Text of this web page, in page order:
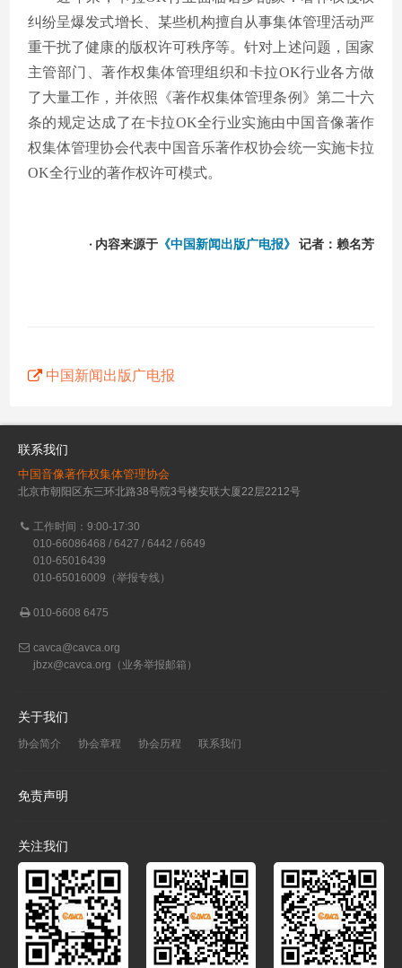
纠纷呈爆发式增长、某些机构擅自从事集体管理活动严
重干扰了健康的版权许可秩序等。针对上述问题，国家
主管部门、著作权集体管理组织和卡拉OK行业各方做
了大量工作，并依照《著作权集体管理条例》第二十六
条的规定达成了在卡拉OK全行业实施由中国音像著作
权集体管理协会代表中国音乐著作权协会统一实施卡拉
OK全行业的著作权许可模式。
· 内容来源于 《中国新闻出版广电报》 记者：赖名芳
中国新闻出版广电报
联系我们
中国音像著作权集体管理协会
北京市朝阳区东三环北路38号院3号楼安联大厦22层2212号
工作时间：9:00-17:30
010-66086468 / 6427 / 6442 / 6649
010-65016439
010-65016009（举报专线）
010-6608 6475
cavca@cavca.org
jbzx@cavca.org （业务举报邮箱）
关于我们
协会简介 协会章程 协会历程 联系我们
免责声明
关注我们